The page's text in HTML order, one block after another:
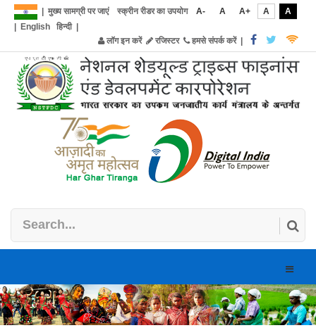
मुख्य सामग्री पर जाएं स्क्रीन रीडर का उपयोग A- A A+ A
A
English हिन्दी|
लॉग इन करें
रजिस्टर हमसे संपर्क करें|
Toggle